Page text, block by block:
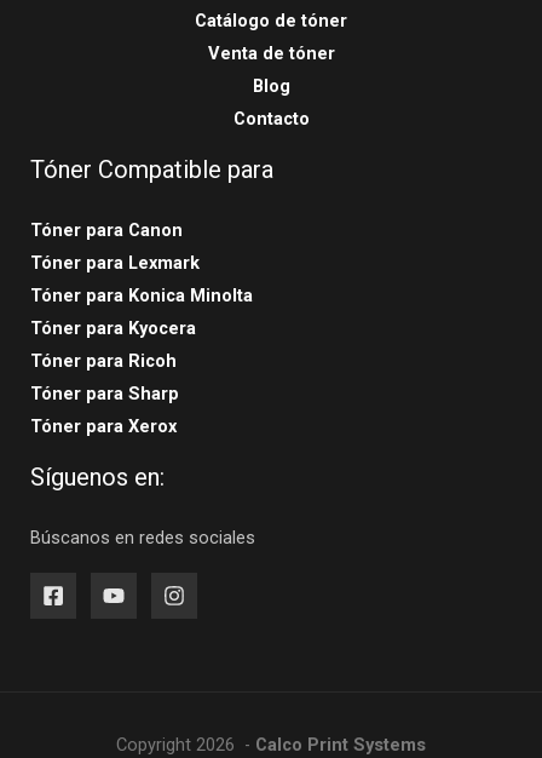
Catálogo de tóner
Venta de tóner
Blog
Contacto
Tóner Compatible para
Tóner para Canon
Tóner para Lexmark
Tóner para Konica Minolta
Tóner para Kyocera
Tóner para Ricoh
Tóner para Sharp
Tóner para Xerox
Síguenos en:
Búscanos en redes sociales
Copyright 2026 - Calco Print Systems